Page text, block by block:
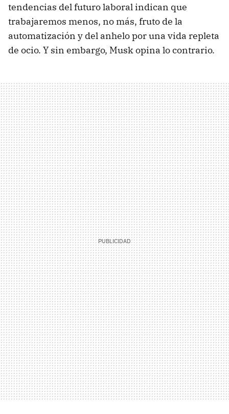
tendencias del futuro laboral indican que
trabajaremos menos, no más, fruto de la
automatización y del anhelo por una vida repleta
de ocio. Y sin embargo, Musk opina lo contrario.